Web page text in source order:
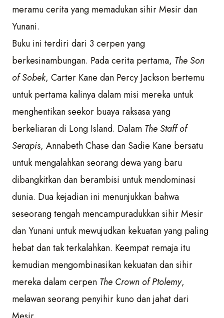
meramu cerita yang memadukan sihir Mesir dan
Yunani.
Buku ini terdiri dari 3 cerpen yang
berkesinambungan. Pada cerita pertama, The Son
of Sobek, Carter Kane dan Percy Jackson bertemu
untuk pertama kalinya dalam misi mereka untuk
menghentikan seekor buaya raksasa yang
berkeliaran di Long Island. Dalam The Staff of
Serapis, Annabeth Chase dan Sadie Kane bersatu
untuk mengalahkan seorang dewa yang baru
dibangkitkan dan berambisi untuk mendominasi
dunia. Dua kejadian ini menunjukkan bahwa
seseorang tengah mencampuradukkan sihir Mesir
dan Yunani untuk mewujudkan kekuatan yang paling
hebat dan tak terkalahkan. Keempat remaja itu
kemudian mengombinasikan kekuatan dan sihir
mereka dalam cerpen The Crown of Ptolemy,
melawan seorang penyihir kuno dan jahat dari